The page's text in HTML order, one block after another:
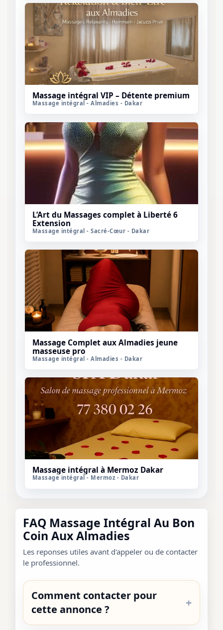
Massage intégral - Almadies - Dakar
Massage intégral VIP – Détente premium
Massage intégral - Sacré-Cœur - Dakar
L’Art du Massages complet à Liberté 6
Extension
Massage intégral - Almadies - Dakar
Massage Complet aux Almadies jeune
masseuse pro
Massage intégral - Mermoz - Dakar
Massage intégral à Mermoz Dakar
FAQ Massage Intégral Au Bon
Coin Aux Almadies
Les reponses utiles avant d'appeler ou de contacter
le professionnel.
Comment contacter pour
cette annonce ?